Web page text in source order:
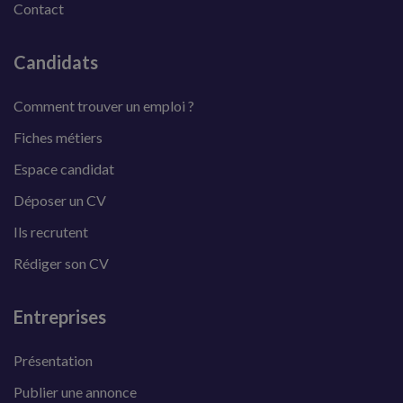
Contact
Candidats
Comment trouver un emploi ?
Fiches métiers
Espace candidat
Déposer un CV
Ils recrutent
Rédiger son CV
Entreprises
Présentation
Publier une annonce